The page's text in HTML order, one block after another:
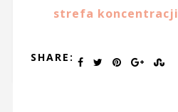
strefa koncentracji
SHARE: